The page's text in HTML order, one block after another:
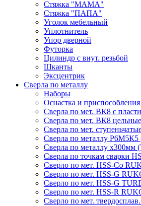
Стяжка "МАМА"
Стяжка "ПАПА"
Уголок мебельный
Уплотнитель
Упор дверной
Футорка
Цилиндр с внут. резьбой
Шканты
Эксцентрик
Сверла по металлу
Наборы
Оснастка и приспособления
Сверла по мет. ВК8 с
Сверла по мет. ВК8 цельные
Сверла по мет.
Сверла по металлу Р6М5К5
Сверла по металлу х300мм
Сверла по точкам сварки
Сверло по мет. HSS-Co
Сверло по мет. HSS-G
Сверло по мет. HSS-G
Сверло по мет. HSS-R
Сверло по мет.